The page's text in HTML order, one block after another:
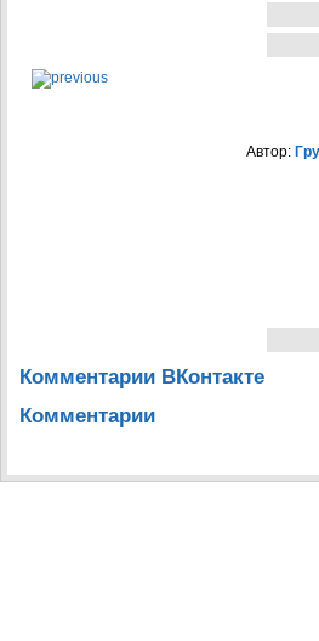
Автор:
Комментарии ВКонтакте
Комментарии